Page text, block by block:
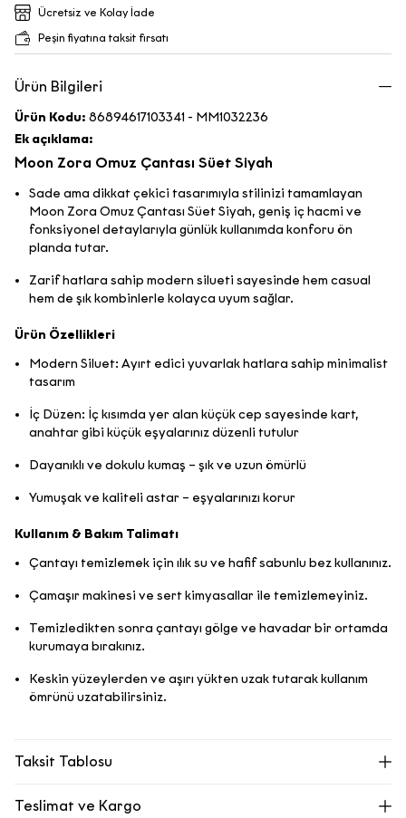
Ücretsiz ve Kolay İade
Peşin fiyatına taksit fırsatı
Ürün Bilgileri
Ürün Kodu: 86894617103341 - MM1032236
Ek açıklama:
Moon Zora Omuz Çantası Süet Siyah
Sade ama dikkat çekici tasarımıyla stilinizi tamamlayan
Moon Zora Omuz Çantası Süet Siyah, geniş iç hacmi ve
fonksiyonel detaylarıyla günlük kullanımda konforu ön
planda tutar.
Zarif hatlara sahip modern silueti sayesinde hem casual
hem de şık kombinlerle kolayca uyum sağlar.
Ürün Özellikleri
Modern Siluet: Ayırt edici yuvarlak hatlara sahip minimalist
tasarım
İç Düzen: İç kısımda yer alan küçük cep sayesinde kart,
anahtar gibi küçük eşyalarınız düzenli tutulur
Dayanıklı ve dokulu kumaş – şık ve uzun ömürlü
Yumuşak ve kaliteli astar – eşyalarınızı korur
Kullanım & Bakım Talimatı
Çantayı temizlemek için ılık su ve hafif sabunlu bez kullanınız.
Çamaşır makinesi ve sert kimyasallar ile temizlemeyiniz.
Temizledikten sonra çantayı gölge ve havadar bir ortamda
kurumaya bırakınız.
Keskin yüzeylerden ve aşırı yükten uzak tutarak kullanım
ömrünü uzatabilirsiniz.
Taksit Tablosu
Teslimat ve Kargo